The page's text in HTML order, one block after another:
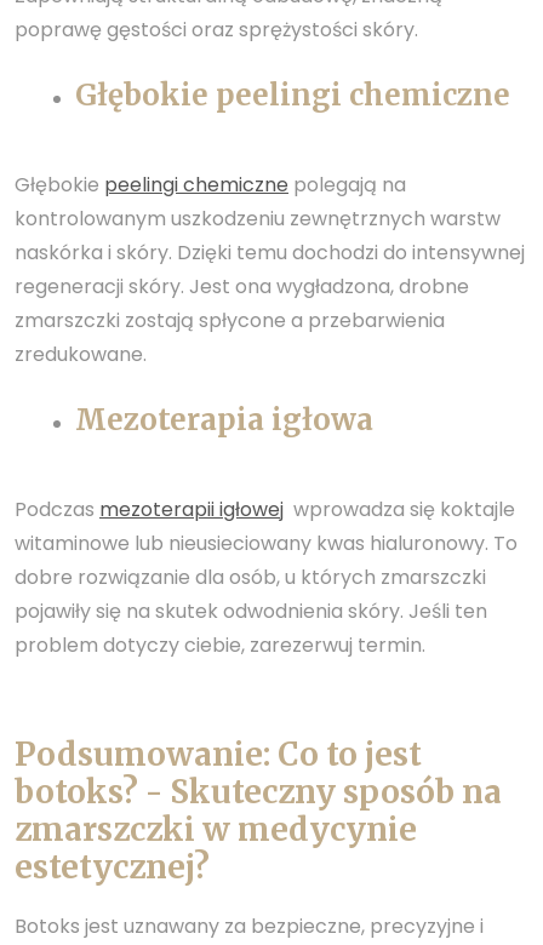
poprawę gęstości oraz sprężystości skóry.
Głębokie peelingi chemiczne
Głębokie peelingi chemiczne polegają na
kontrolowanym uszkodzeniu zewnętrznych warstw
naskórka i skóry. Dzięki temu dochodzi do intensywnej
regeneracji skóry. Jest ona wygładzona, drobne
zmarszczki zostają spłycone a przebarwienia
zredukowane.
Mezoterapia igłowa
Podczas mezoterapii igłowej wprowadza się koktajle
witaminowe lub nieusieciowany kwas hialuronowy. To
dobre rozwiązanie dla osób, u których zmarszczki
pojawiły się na skutek odwodnienia skóry. Jeśli ten
problem dotyczy ciebie, zarezerwuj termin.
Podsumowanie: Co to jest
botoks? - Skuteczny sposób na
zmarszczki w medycynie
estetycznej?
Botoks jest uznawany za bezpieczne, precyzyjne i